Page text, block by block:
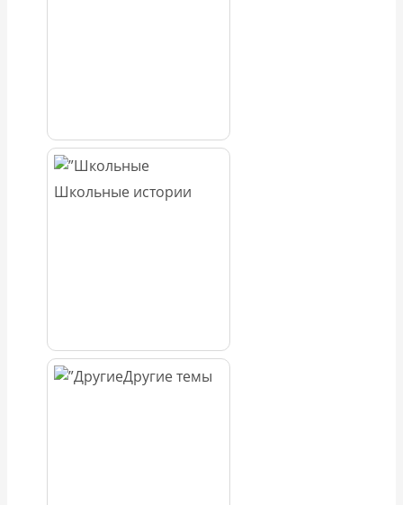
Школьные истории
Другие темы